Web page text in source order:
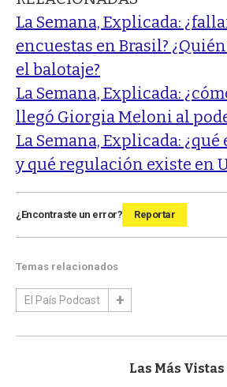
La Semana, Explicada:
encuestas en Brasil?
el balotaje?
La Semana, Explicada:
llegó Giorgia Meloni al
La Semana, Explicada:
y qué regulación existe en
¿Encontraste un error? Reportar
Temas relacionados
El País Podcast
Las Más Vistas